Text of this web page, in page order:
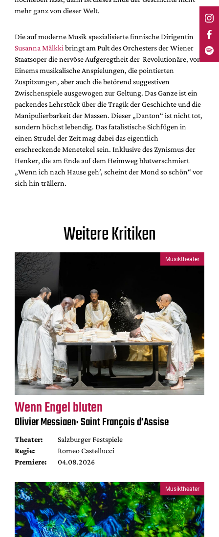
mehr ganz von dieser Welt.
Die auf moderne Musik spezialisierte finnische Dirigentin
Susanna Mälkki bringt am Pult des Orchesters der Wiener
Staatsoper die nervöse Aufgeregtheit der Revolutionäre, von
Einems musikalische Anspielungen, die pointierten
Zuspitzungen, aber auch die betörend suggestiven
Zwischenspiele ausgewogen zur Geltung. Das Ganze ist ein
packendes Lehrstück über die Tragik der Geschichte und die
Manipulierbarkeit der Massen. Dieser „Danton“ ist nicht tot,
sondern höchst lebendig. Das fatalistische Sichfügen in
einen Strudel der Zeit mag dabei das eigentlich
erschreckende Menetekel sein. Inklusive des Zynismus der
Henker, die am Ende auf dem Heimweg blutverschmiert
„Wenn ich nach Hause geh’, scheint der Mond so schön“ vor
sich hin trällern.
Weitere Kritiken
Musiktheater
Wenn Engel bluten
Olivier Messiaen: Saint François d’Assise
Theater:
Salzburger Festspiele
Regie:
Romeo Castellucci
Premiere:
04.08.2026
Musiktheater